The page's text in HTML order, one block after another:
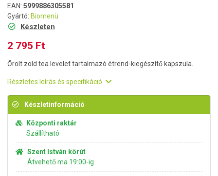
EAN: 5999886305581
Gyártó: Biomenü
Készleten
2 795 Ft
Őrölt zöld tea levelet tartalmazó étrend-kiegészítő kapszula.
Részletes leírás és specifikáció
Készletinformáció
Központi raktár
Szállítható
Szent István körút
Átvehető ma 19:00-ig